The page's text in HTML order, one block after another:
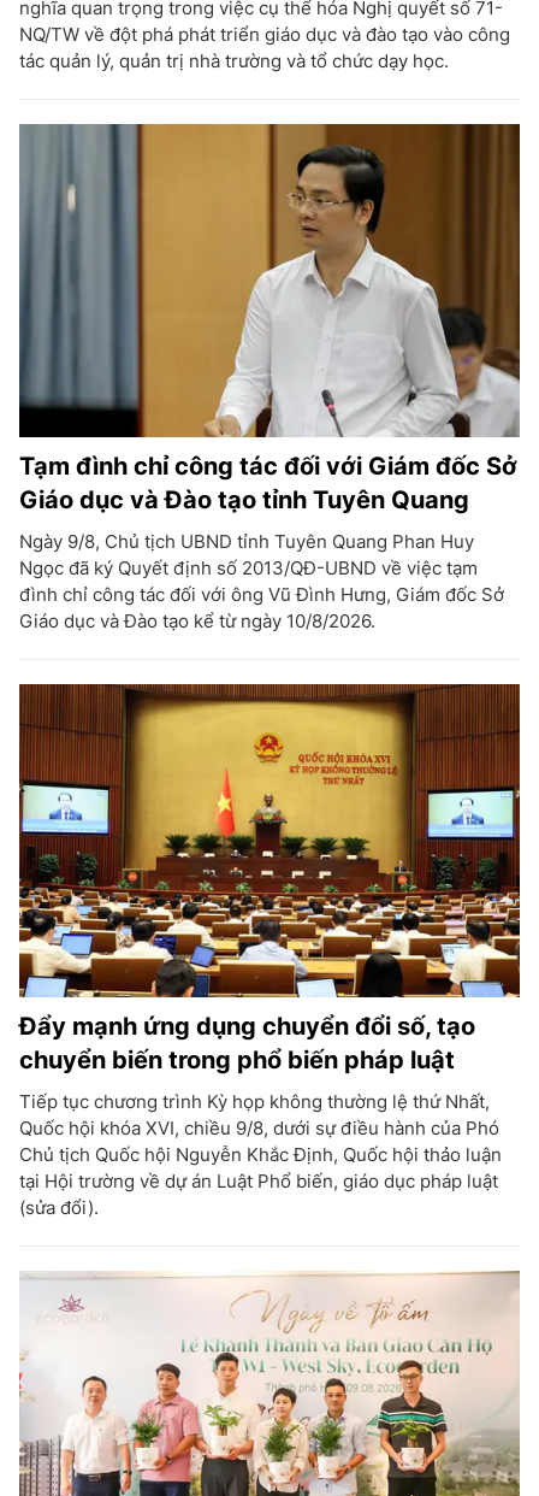
nghĩa quan trọng trong việc cụ thể hóa Nghị quyết số 71-
NQ/TW về đột phá phát triển giáo dục và đào tạo vào công
tác quản lý, quản trị nhà trường và tổ chức dạy học.
Tạm đình chỉ công tác đối với Giám đốc Sở
Giáo dục và Đào tạo tỉnh Tuyên Quang
Ngày 9/8, Chủ tịch UBND tỉnh Tuyên Quang Phan Huy
Ngọc đã ký Quyết định số 2013/QĐ-UBND về việc tạm
đình chỉ công tác đối với ông Vũ Đình Hưng, Giám đốc Sở
Giáo dục và Đào tạo kể từ ngày 10/8/2026.
Đẩy mạnh ứng dụng chuyển đổi số, tạo
chuyển biến trong phổ biến pháp luật
Tiếp tục chương trình Kỳ họp không thường lệ thứ Nhất,
Quốc hội khóa XVI, chiều 9/8, dưới sự điều hành của Phó
Chủ tịch Quốc hội Nguyễn Khắc Định, Quốc hội thảo luận
tại Hội trường về dự án Luật Phổ biến, giáo dục pháp luật
(sửa đổi).